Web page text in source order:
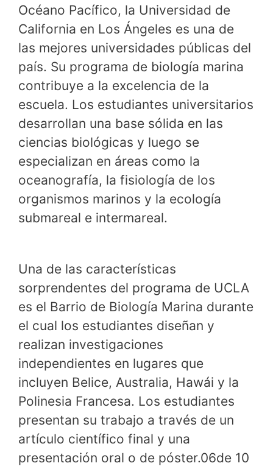
Océano Pacífico, la Universidad de
California en Los Ángeles es una de
las mejores universidades públicas del
país. Su programa de biología marina
contribuye a la excelencia de la
escuela. Los estudiantes universitarios
desarrollan una base sólida en las
ciencias biológicas y luego se
especializan en áreas como la
oceanografía, la fisiología de los
organismos marinos y la ecología
submareal e intermareal.
Una de las características
sorprendentes del programa de UCLA
es el Barrio de Biología Marina durante
el cual los estudiantes diseñan y
realizan investigaciones
independientes en lugares que
incluyen Belice, Australia, Hawái y la
Polinesia Francesa. Los estudiantes
presentan su trabajo a través de un
artículo científico final y una
presentación oral o de póster.06de 10